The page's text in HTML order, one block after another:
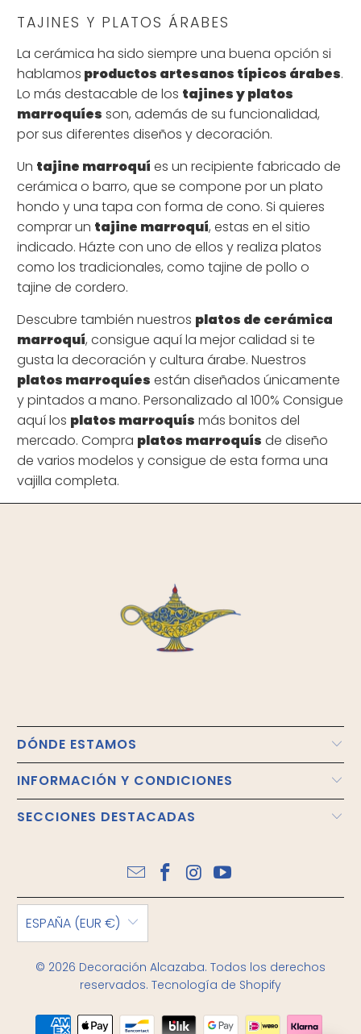
TAJINES Y PLATOS ÁRABES
La cerámica ha sido siempre una buena opción si
hablamos productos artesanos típicos árabes.
Lo más destacable de los tajines y platos
marroquíes son, además de su funcionalidad,
por sus diferentes diseños y decoración.
Un tajine marroquí es un recipiente fabricado de
cerámica o barro, que se compone por un plato
hondo y una tapa con forma de cono. Si quieres
comprar un tajine marroquí, estas en el sitio
indicado. Házte con uno de ellos y realiza platos
como los tradicionales, como tajine de pollo o
tajine de cordero.
Descubre también nuestros platos de cerámica
marroquí, consigue aquí la mejor calidad si te
gusta la decoración y cultura árabe. Nuestros
platos marroquíes están diseñados únicamente
y pintados a mano. Personalizado al 100% Consigue
aquí los platos marroquís más bonitos del
mercado. Compra platos marroquís de diseño
de varios modelos y consigue de esta forma una
vajilla completa.
DÓNDE ESTAMOS
INFORMACIÓN Y CONDICIONES
SECCIONES DESTACADAS
ESPAÑA (EUR €)
© 2026 Decoración Alcazaba. Todos los derechos
reservados. Tecnología de Shopify